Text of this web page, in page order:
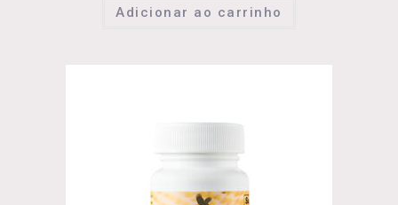
Adicionar ao carrinho